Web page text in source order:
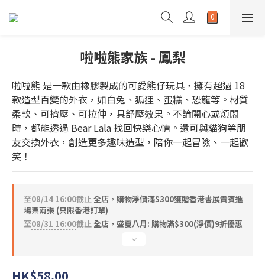
啦啦熊家族 - 鳳梨
啦啦熊 是一款由橡膠製成的可愛熊仔玩具，擁有超過 18
款造型百變的外衣，如白兔、狐狸、蛋糕、恐龍等。材質
柔軟、可擠壓、可拉伸，具舒壓效果。不論開心或煩悶
時，都能透過 Bear Lala 找回快樂心情。還可與貓狗等朋
友交換外衣，創造更多趣味造型，陪你一起冒險、一起歡
笑！
至08/14 16:00截止全店，購物淨價滿$300獲贈香港書展貴賓進
場票兩張 (只限香港訂單)
至08/31 16:00截止全店，盛夏八月: 購物滿$300(淨價)9折優惠